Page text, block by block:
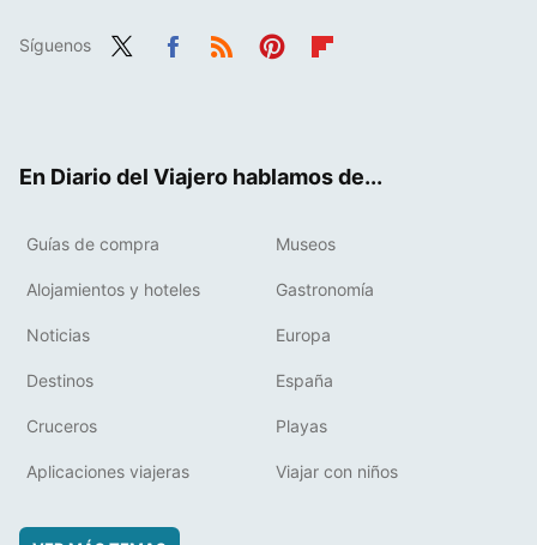
Síguenos
En Diario del Viajero hablamos de...
Guías de compra Museos
Alojamientos y hoteles Gastronomía
Noticias Europa
Destinos España
Cruceros Playas
Aplicaciones viajeras Viajar con niños